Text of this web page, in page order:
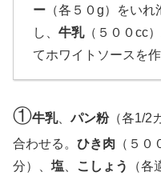
ー （各５０g）をい
し、 牛乳（５００cc）
てホワイトソースを作
①牛乳、パン粉（各1/2
合わせる。 ひき肉 （５０
分）、 塩 こしょう （